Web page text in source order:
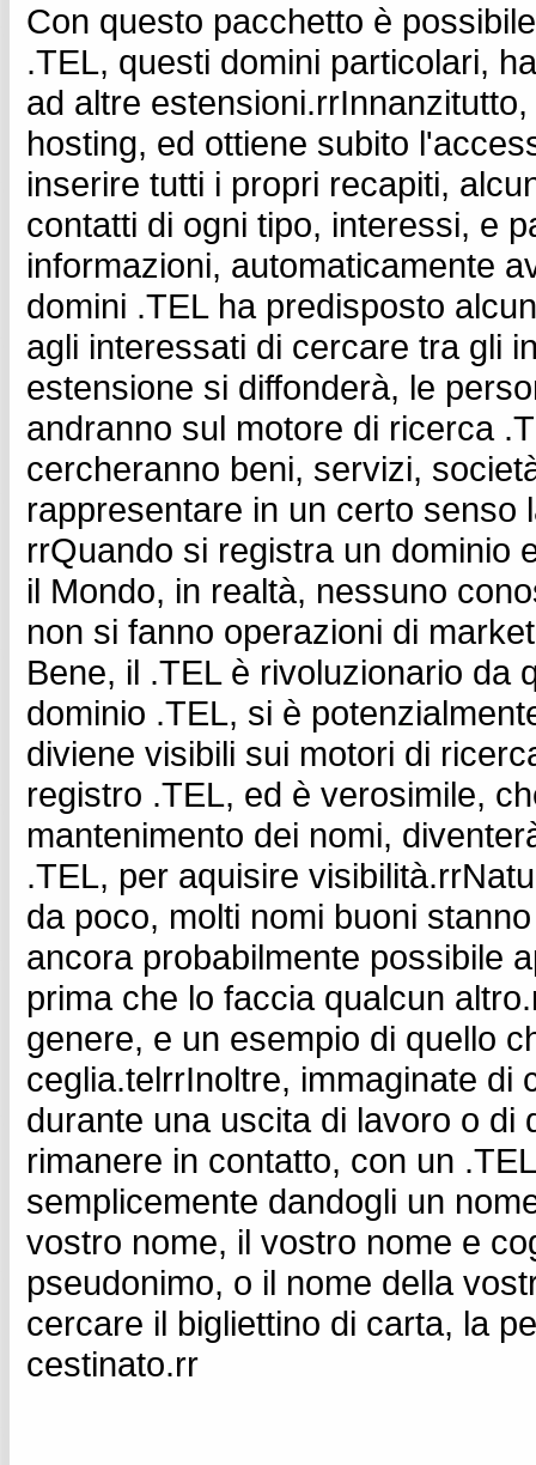
Con questo pacchetto è
.TEL, questi domini particolari,
ad altre
hosting, ed ottiene subito
inserire tutti i propri recapiti,
contatti di ogni tipo, interessi, e
informazioni, automaticamente
domini .TEL ha predisposto
agli interessati di cercare tra gli
estensione si diffonderà, le
andranno sul motore di ricerca
cercheranno beni, servizi,
rappresentare in un certo senso
rrQuando si registra un dominio
il Mondo, in realtà, nessuno
non si fanno operazioni di
Bene, il .TEL è rivoluzionario da
dominio .TEL, si è
diviene visibili sui motori di
registro .TEL, ed è verosimile,
mantenimento dei nomi,
.TEL, per aquisire
da poco, molti nomi buoni
ancora probabilmente possibile
prima che lo faccia qualcun
genere, e un esempio di quello
ceglia.telrrInoltre, immaginate di
durante una uscita di lavoro o di
rimanere in contatto, con un
semplicemente dandogli un
vostro nome, il vostro nome e
pseudonimo, o il nome della
cercare il bigliettino di carta, la
cestinato.rr